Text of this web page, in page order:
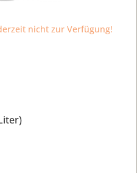
nicht zur Verfügung!